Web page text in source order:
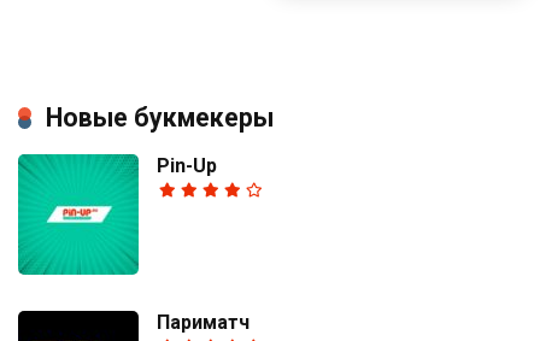
Новые букмекеры
Pin-Up
Париматч